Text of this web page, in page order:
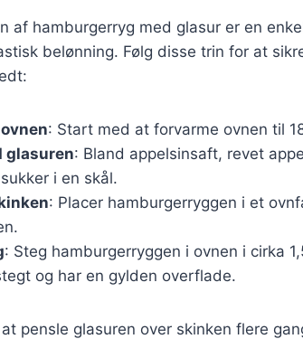
af hamburgerryg med glasur er en
belønning. Følg disse trin for at
: Start med at forvarme ovnen til
glasuren: Bland appelsinsaft, revet
i en skål.
: Placer hamburgerryggen i et
: Steg hamburgerryggen i ovnen i cirka
og har en gylden overflade.
pensle glasuren over skinken flere